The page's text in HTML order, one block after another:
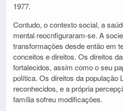
1977.
Contudo, o contexto social, a
mental reocnfiguraram-se. A
transformações desde então em
conceitos e direitos. Os direitos
fortalecidos, assim como o seu
política. Os direitos da população
reconhecidos, e a própria
família sofreu modificações.